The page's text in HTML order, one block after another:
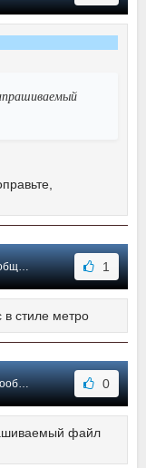
1
стиле метро
0
файл